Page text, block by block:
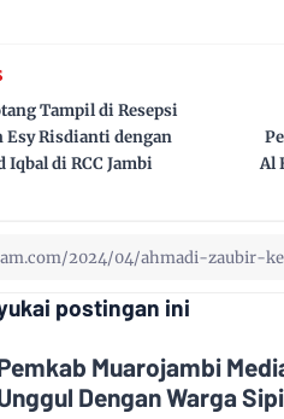
Al
Tampil di Resepsi
Esy Risdianti dengan
Iqbal di RCC Jambi
postingan ini
Muarojambi
Dengan Warga